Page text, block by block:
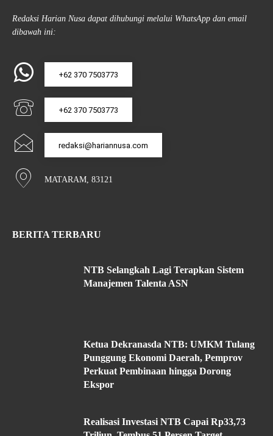
Redaksi Harian Nusa dapat dihubungi melalui WhatsApp dan email
dibawah ini:
+62 370 7503773
+62 370 7503773
redaksi@hariannusa.com
MATARAM, 83121
BERITA TERBARU
NTB Selangkah Lagi Terapkan Sistem
Manajemen Talenta ASN
Ketua Dekranasda NTB: UMKM Tulang
Punggung Ekonomi Daerah, Pemprov
Perkuat Pembinaan hingga Dorong
Ekspor
Realisasi Investasi NTB Capai Rp33,73